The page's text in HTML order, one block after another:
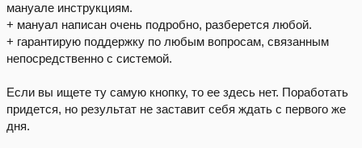
мануале инструкциям.
+ мануал написан очень подробно, разберется любой.
+ гарантирую поддержку по любым вопросам, связанным
непосредственно с системой.
Если вы ищете ту самую кнопку, то ее здесь нет. Поработать
придется, но результат не заставит себя ждать с первого же
дня.